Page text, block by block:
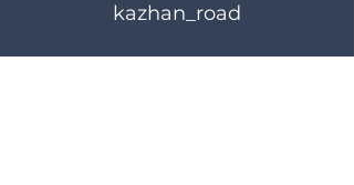
kazhan_road